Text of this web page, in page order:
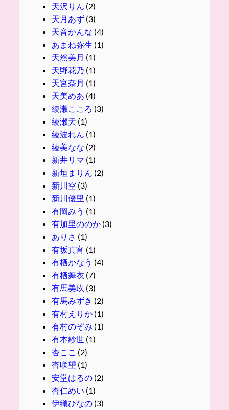
天沢りん (2)
天月あず(3)
天音かんな (4)
あまね弥生 (1)
天然美月 (1)
天野花乃 (1)
天宮奈月 (1)
天美めあ (4)
綾瀬こころ (3)
綾瀬天 (1)
綾波れん (1)
綾美なな (2)
新井リマ (1)
新垣まりん (2)
新川空 (3)
新川優里 (1)
有岡みう (1)
有加里ののか(3)
ありさ (1)
有坂真宵 (1)
有栖かなう (4)
有栖舞衣 (7)
有馬美玖 (3)
有馬みずき (2)
有村えりか(1)
有村のぞみ (1)
有本紗世(1)
杏ここ (2)
杏咲望 (1)
安堂はるの(2)
杏仁めい (1)
伊織ひなの(3)